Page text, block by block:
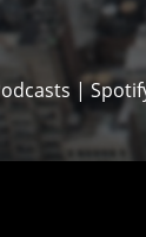
|